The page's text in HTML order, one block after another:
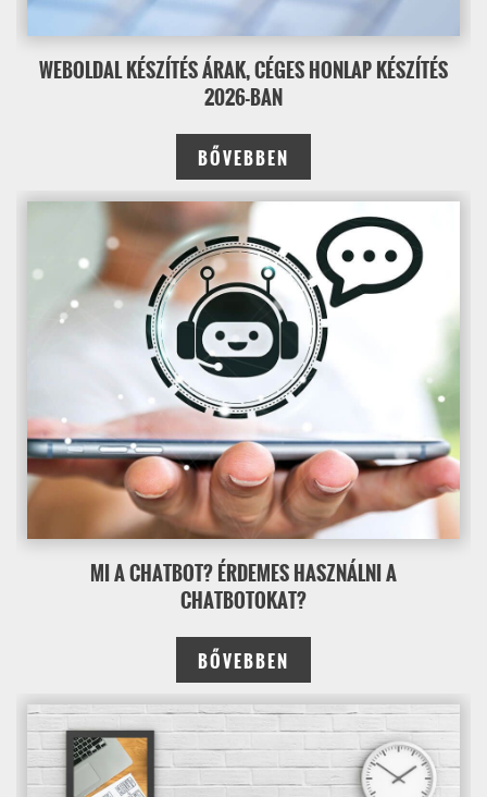
WEBOLDAL KÉSZÍTÉS ÁRAK, CÉGES HONLAP KÉSZÍTÉS
2026-BAN
BŐVEBBEN
MI A CHATBOT? ÉRDEMES HASZNÁLNI A
CHATBOTOKAT?
BŐVEBBEN